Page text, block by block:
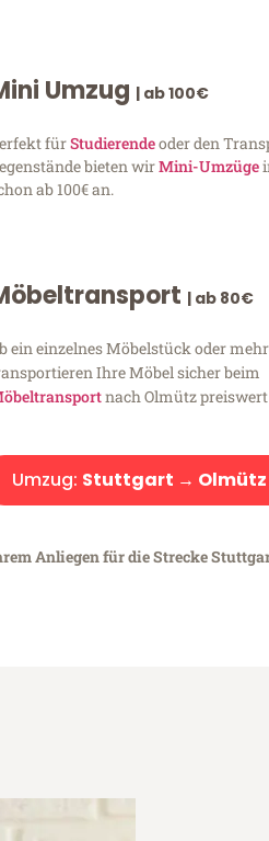
Umzug | ab 100€
fürStudierendeoder den
bieten wirMini-Umzüge
ab 100€ an.
| ab 80€
ein einzelnes Möbelstück oder
Ihre Möbel sicher beim
nach Olmütz preiswert
Umzug: Stuttgart → Olmütz
Anliegen für die Strecke